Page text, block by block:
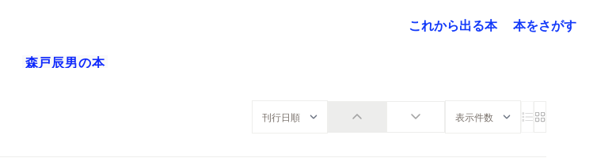
これから出る本
本をさがす
森戸辰男の本